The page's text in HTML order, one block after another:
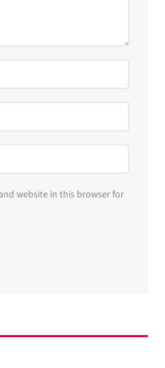
website in this browser for